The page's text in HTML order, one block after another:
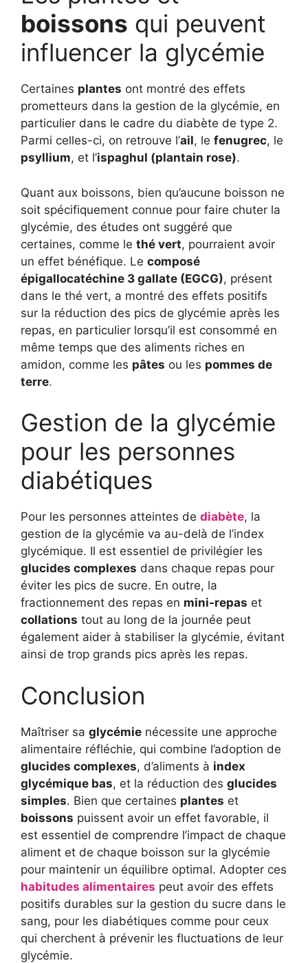
boissons qui peuvent
influencer la glycémie
Certaines plantes ont montré des effets
prometteurs dans la gestion de la glycémie, en
particulier dans le cadre du diabète de type 2.
Parmi celles-ci, on retrouve l’ail, le fenugrec, le
psyllium, et l’ispaghul (plantain rose).
Quant aux boissons, bien qu’aucune boisson ne
soit spécifiquement connue pour faire chuter la
glycémie, des études ont suggéré que
certaines, comme le thé vert, pourraient avoir
un effet bénéfique. Le composé
épigallocatéchine 3 gallate (EGCG), présent
dans le thé vert, a montré des effets positifs
sur la réduction des pics de glycémie après les
repas, en particulier lorsqu’il est consommé en
même temps que des aliments riches en
amidon, comme les pâtes ou les pommes de
terre.
Gestion de la glycémie
pour les personnes
diabétiques
Pour les personnes atteintes de diabète, la
gestion de la glycémie va au-delà de l’index
glycémique. Il est essentiel de privilégier les
glucides complexes dans chaque repas pour
éviter les pics de sucre. En outre, la
fractionnement des repas en mini-repas et
collations tout au long de la journée peut
également aider à stabiliser la glycémie, évitant
ainsi de trop grands pics après les repas.
Conclusion
Maîtriser sa glycémie nécessite une approche
alimentaire réfléchie, qui combine l’adoption de
glucides complexes, d’aliments à index
glycémique bas, et la réduction des glucides
simples. Bien que certaines plantes et
boissons puissent avoir un effet favorable, il
est essentiel de comprendre l’impact de chaque
aliment et de chaque boisson sur la glycémie
pour maintenir un équilibre optimal. Adopter ces
habitudes alimentaires peut avoir des effets
positifs durables sur la gestion du sucre dans le
sang, pour les diabétiques comme pour ceux
qui cherchent à prévenir les fluctuations de leur
glycémie.